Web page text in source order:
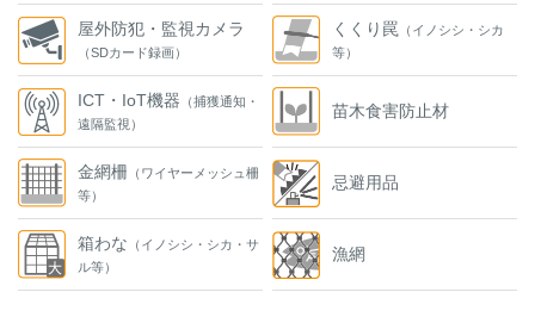
屋外防犯・監視カメラ
（SDカード録画）
ICT・IoT機器 （捕獲通知・
遠隔監視）
金網柵 （ワイヤーメッシュ柵
等）
箱わな （イノシシ・シカ・サ
ル等）
くくり罠 （イノシシ・シカ
等）
苗木食害防止材
忌避用品
漁網